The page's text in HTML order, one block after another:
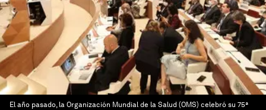
El año pasado, la Organización Mundial de la Salud (OMS) celebró su 75ª